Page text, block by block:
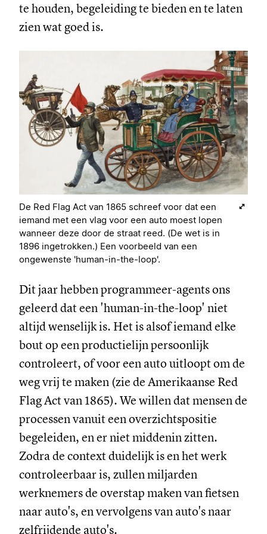
te houden, begeleiding te bieden en te laten
zien wat goed is.
De Red Flag Act van 1865 schreef voor dat een
iemand met een vlag voor een auto moest lopen
wanneer deze door de straat reed. (De wet is in
1896 ingetrokken.) Een voorbeeld van een
ongewenste 'human-in-the-loop'.
Dit jaar hebben programmeer-agents ons
geleerd dat een 'human-in-the-loop' niet
altijd wenselijk is. Het is alsof iemand elke
bout op een productielijn persoonlijk
controleert, of voor een auto uitloopt om de
weg vrij te maken (zie de Amerikaanse Red
Flag Act van 1865). We willen dat mensen de
processen vanuit een overzichtspositie
begeleiden, en er niet middenin zitten.
Zodra de context duidelijk is en het werk
controleerbaar is, zullen miljarden
werknemers de overstap maken van fietsen
naar auto's, en vervolgens van auto's naar
zelfrijdende auto's.